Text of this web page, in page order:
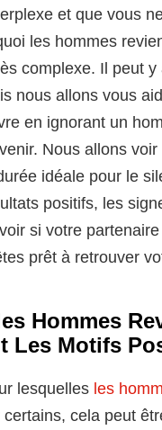
et que vous
les hommes
complexe. Il peut
nous allons vous
en ignorant un
Nous allons
idéale pour le
positifs, les
si votre
prêt à retrouver
Hommes
Les Motifs
lesquelles les
cela peut